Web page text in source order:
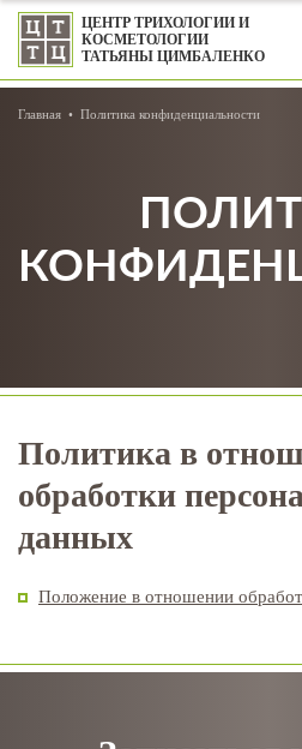
ЦЕНТР ТРИХОЛОГИИ И
КОСМЕТОЛОГИИ
ТАТЬЯНЫ ЦИМБАЛЕНКО
Главная Политика конфиденциальности
Политика в
обработки
данных
Положение в отношении